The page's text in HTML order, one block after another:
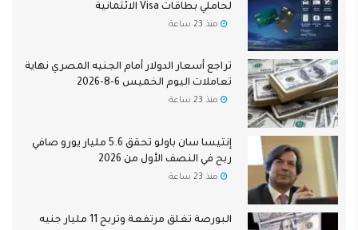
لحاملي بطاقات Visa الائتمانية
منذ 23 ساعة
تراجع أسعار الدولار أمام الجنيه المصري نهاية
تعاملات اليوم الخميس 6-8-2026
منذ 23 ساعة
إنتيسا سان باولو تحقق 5.6 مليار يورو صافي
ربح في النصف الأول من 2026
منذ 23 ساعة
البورصة تغلق مرتفعة وتربح 11 مليار جنيه